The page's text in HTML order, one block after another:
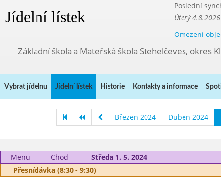
Jídelní lístek
Poslední
Úterý
Omezení
Základní škola a Mateřská škola Stehelčeves, okres
Vybrat jídelnu Jídelní lístek Historie Kontakty a informace
Březen 2024 Duben 2024
Menu Chod
Středa 1. 5. 2024
Přesnídávka (8:30 - 9:30)